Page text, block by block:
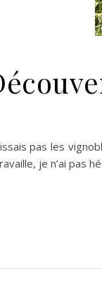
pas les
je n’ai pas